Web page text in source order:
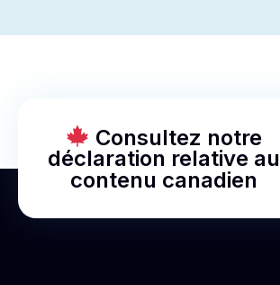
Consultez notre
déclaration relative au
contenu canadien